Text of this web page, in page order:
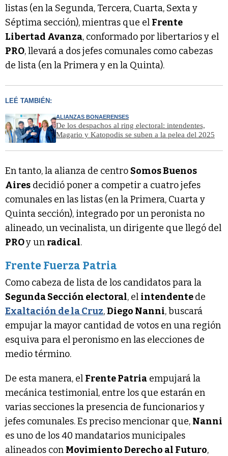
listas (en la Segunda, Tercera, Cuarta, Sexta y
Séptima sección), mientras que el Frente
Libertad Avanza, conformado por libertarios y el
PRO, llevará a dos jefes comunales como cabezas
de lista (en la Primera y en la Quinta).
LEÉ TAMBIÉN:
ALIANZAS BONAERENSES
De los despachos al ring electoral: intendentes,
Magario y Katopodis se suben a la pelea del 2025
En tanto, la alianza de centro Somos Buenos
Aires decidió poner a competir a cuatro jefes
comunales en las listas (en la Primera, Cuarta y
Quinta sección), integrado por un peronista no
alineado, un vecinalista, un dirigente que llegó del
PROy un radical.
Frente Fuerza Patria
Como cabeza de lista de los candidatos para la
Segunda Sección electoral, el intendentede
Exaltación de la Cruz,Diego Nanni, buscará
empujar la mayor cantidad de votos en una región
esquiva para el peronismo en las elecciones de
medio término.
De esta manera, el Frente Patria empujará la
mecánica testimonial, entre los que estarán en
varias secciones la presencia de funcionarios y
jefes comunales. Es preciso mencionar que, Nanni
es uno de los 40 mandatarios municipales
alineados con Movimiento Derecho al Futuro,